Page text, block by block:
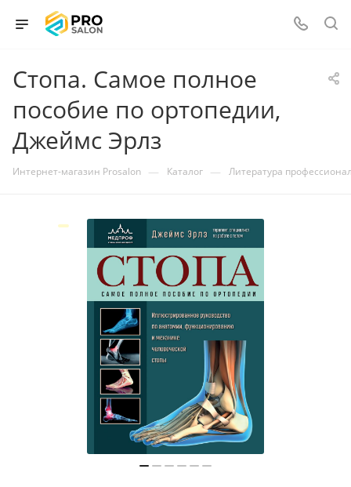
Стопа. Самое полное
пособие по ортопедии,
Джеймс Эрлз
Интернет-магазин Prosalon — Каталог — Литература